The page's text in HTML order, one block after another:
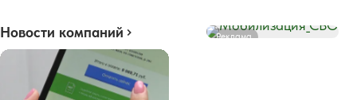
Новости компаний Реклама